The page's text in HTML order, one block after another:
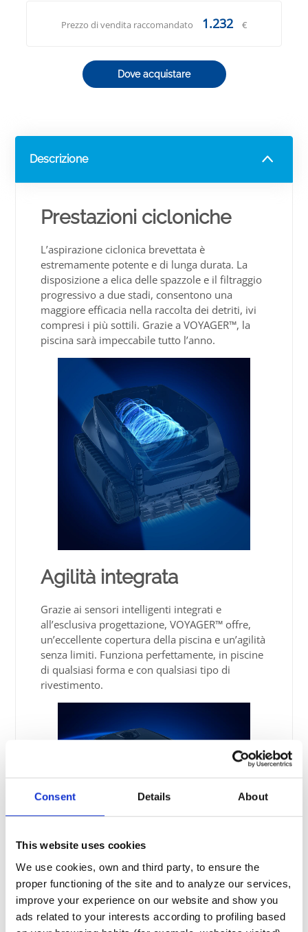
Consent Details About
This website uses cookies
We use cookies, own and third party, to ensure the
proper functioning of the site and to analyze our services,
improve your experience on our website and show you
ads related to your interests according to profiling based
Prezzo di vendita raccomandato 1.232 €
Dove acquistare
Descrizione
Prestazioni cicloniche
L’aspirazione ciclonica brevettata è
estremamente potente e di lunga durata. La
disposizione a elica delle spazzole e il filtraggio
progressivo a due stadi, consentono una
maggiore efficacia nella raccolta dei detriti, ivi
compresi i più sottili. Grazie a VOYAGER™, la
piscina sarà impeccabile tutto l’anno.
Agilità integrata
Grazie ai sensori intelligenti integrati e
all’esclusiva progettazione, VOYAGER™ offre,
un’eccellente copertura della piscina e un’agilità
senza limiti. Funziona perfettamente, in piscine
di qualsiasi forma e con qualsiasi tipo di
rivestimento.
Comfort di utilizzo